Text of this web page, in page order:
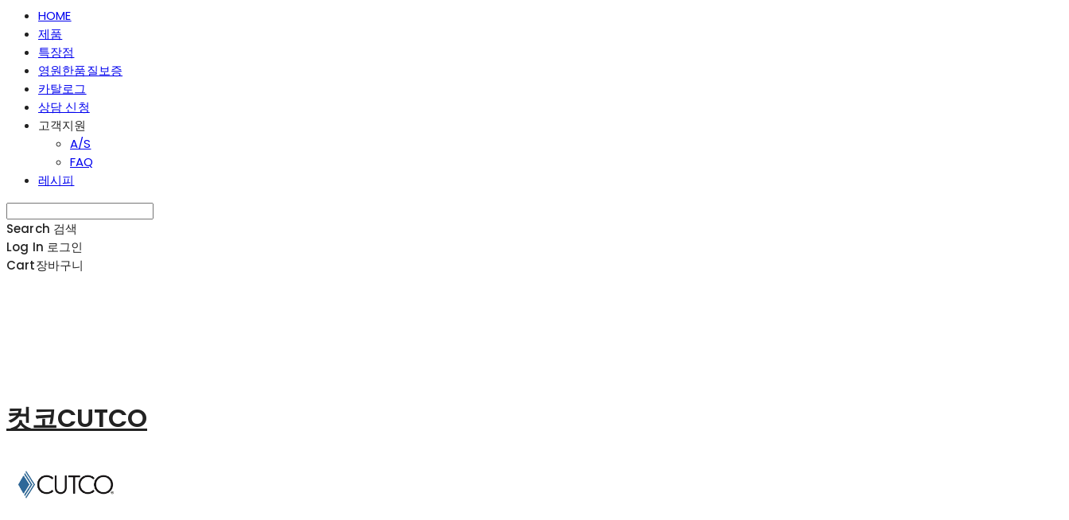
HOME
제품
특장점
영원한품질보증
카탈로그
상담 신청
고객지원
A/S
FAQ
레시피
Search 검색
Log In 로그인
Cart장바구니
컷코CUTCO